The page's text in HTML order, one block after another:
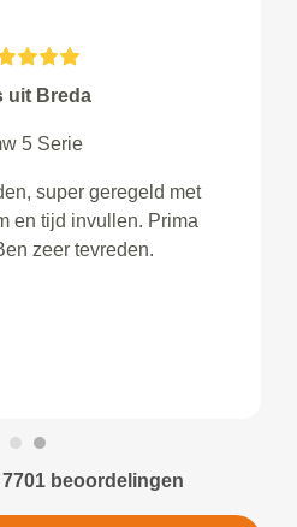
uit Breda
5 Serie
super geregeld met
en tijd invullen. Prima
zeer tevreden.
beoordelingen